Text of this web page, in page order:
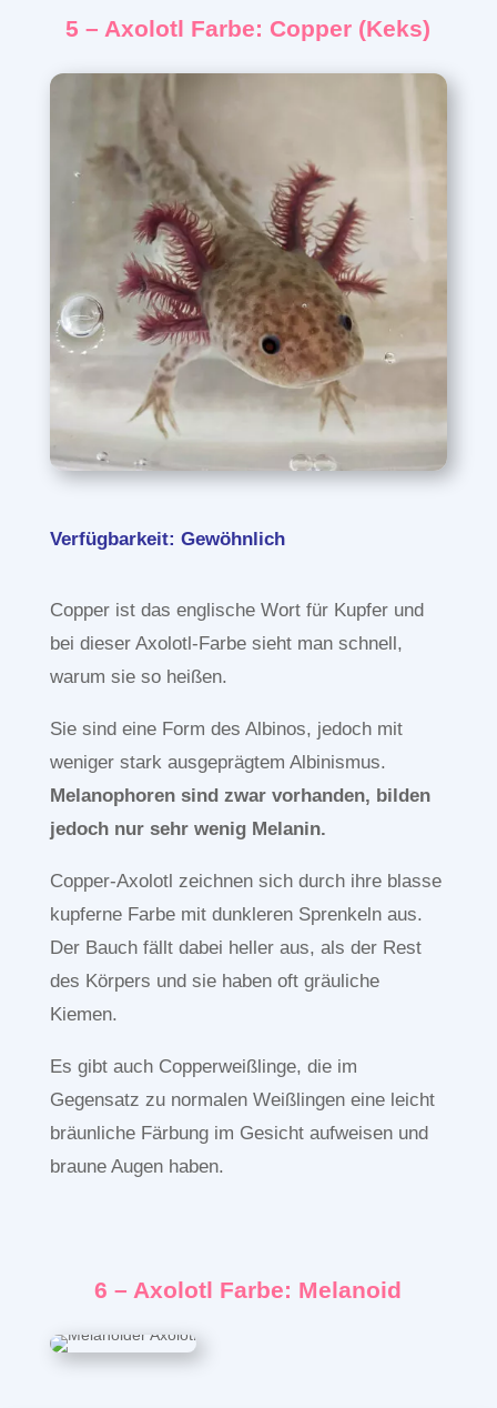
5 – Axolotl Farbe: Copper (Keks)
Verfügbarkeit: Gewöhnlich
Copper ist das englische Wort für Kupfer und
bei dieser Axolotl-Farbe sieht man schnell,
warum sie so heißen.
Sie sind eine Form des Albinos, jedoch mit
weniger stark ausgeprägtem Albinismus.
Melanophoren sind zwar vorhanden, bilden
jedoch nur sehr wenig Melanin.
Copper-Axolotl zeichnen sich durch ihre blasse
kupferne Farbe mit dunkleren Sprenkeln aus.
Der Bauch fällt dabei heller aus, als der Rest
des Körpers und sie haben oft gräuliche
Kiemen.
Es gibt auch Copperweißlinge, die im
Gegensatz zu normalen Weißlingen eine leicht
bräunliche Färbung im Gesicht aufweisen und
braune Augen haben.
6 – Axolotl Farbe: Melanoid